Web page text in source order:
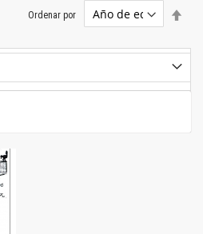
Ordenar por